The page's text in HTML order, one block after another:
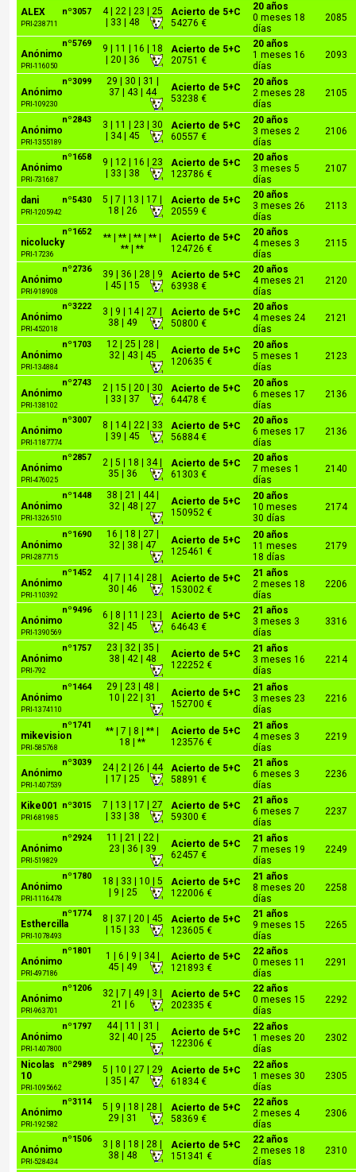
nº3057
ALEX
PRI-238711
4 | 22 | 23 | 25
| 33 | 48
Acierto de 5+C
54276 €
20 años
0 meses 18
días
2085
nº5769
Anónimo
PRI-116050
9 | 11 | 16 | 18
| 20 | 36
Acierto de 5+C
20751 €
20 años
1 meses 16
días
2093
nº3099
Anónimo
PRI-109230
29 | 30 | 31 |
37 | 43 | 44
Acierto de 5+C
53238 €
20 años
2 meses 28
días
2105
nº2843
Anónimo
PRI-1355189
3 | 11 | 23 | 30
| 34 | 45
Acierto de 5+C
60557 €
20 años
3 meses 2
días
2106
nº1658
Anónimo
PRI-731687
9 | 12 | 16 | 23
| 33 | 38
Acierto de 5+C
123786 €
20 años
3 meses 5
días
2107
nº5430
dani
PRI-1205942
5 | 7 | 13 | 17 |
18 | 26
Acierto de 5+C
20559 €
20 años
3 meses 26
días
2113
nº1652
nicolucky
PRI-17236
** | ** | ** | ** |
** | **
Acierto de 5+C
124726 €
20 años
4 meses 3
días
2115
nº2736
Anónimo
PRI-918908
39 | 36 | 28 | 9
| 45 | 15
Acierto de 5+C
63938 €
20 años
4 meses 21
días
2120
nº3222
Anónimo
PRI-452018
3 | 9 | 14 | 27 |
38 | 49
Acierto de 5+C
50800 €
20 años
4 meses 24
días
2121
nº1703
Anónimo
PRI-134884
12 | 25 | 28 |
32 | 43 | 45
Acierto de 5+C
120635 €
20 años
5 meses 1
días
2123
nº2743
Anónimo
PRI-138102
2 | 15 | 20 | 30
| 33 | 37
Acierto de 5+C
64478 €
20 años
6 meses 17
días
2136
nº3007
Anónimo
PRI-1187774
8 | 14 | 22 | 33
| 39 | 45
Acierto de 5+C
56884 €
20 años
6 meses 17
días
2136
nº2857
Anónimo
PRI-476025
2 | 5 | 18 | 34 |
35 | 36
Acierto de 5+C
61303 €
20 años
7 meses 1
días
2140
nº1448
Anónimo
PRI-1326510
38 | 21 | 44 |
32 | 48 | 27
Acierto de 5+C
150952 €
20 años
10 meses
30 días
2174
nº1690
Anónimo
PRI-287715
16 | 18 | 27 |
32 | 38 | 47
Acierto de 5+C
125461 €
20 años
11 meses
18 días
2179
nº1452
Anónimo
PRI-110392
4 | 7 | 14 | 28 |
30 | 46
Acierto de 5+C
153002 €
21 años
2 meses 18
días
2206
nº9496
Anónimo
PRI-1390569
6 | 8 | 11 | 23 |
32 | 45
Acierto de 5+C
64643 €
21 años
3 meses 3
días
3316
nº1757
Anónimo
PRI-792
23 | 32 | 35 |
38 | 42 | 48
Acierto de 5+C
122252 €
21 años
3 meses 16
días
2214
nº1464
Anónimo
PRI-1374110
29 | 23 | 48 |
10 | 22 | 31
Acierto de 5+C
152700 €
21 años
3 meses 23
días
2216
nº1741
mikevision
PRI-585768
** | 7 | 8 | ** |
18 | **
Acierto de 5+C
123576 €
21 años
4 meses 3
días
2219
nº3039
Anónimo
PRI-1407539
24 | 2 | 26 | 44
| 17 | 25
Acierto de 5+C
58891 €
21 años
6 meses 3
días
2236
nº3015
Kike001
PRI-681985
7 | 13 | 17 | 27
| 33 | 38
Acierto de 5+C
59300 €
21 años
6 meses 7
días
2237
nº2924
Anónimo
PRI-519829
11 | 21 | 22 |
23 | 36 | 39
Acierto de 5+C
62457 €
21 años
7 meses 19
días
2249
nº1780
Anónimo
PRI-1116478
18 | 33 | 10 | 5
| 9 | 25
Acierto de 5+C
122006 €
21 años
8 meses 20
días
2258
nº1774
Esthercilla
PRI-1078493
8 | 37 | 20 | 45
| 15 | 33
Acierto de 5+C
123605 €
21 años
9 meses 15
días
2265
nº1801
Anónimo
PRI-497186
1 | 6 | 9 | 34 |
45 | 49
Acierto de 5+C
121893 €
22 años
0 meses 11
días
2291
nº1206
Anónimo
PRI-963701
32 | 7 | 49 | 3 |
21 | 6
Acierto de 5+C
202335 €
22 años
0 meses 15
días
2292
nº1797
Anónimo
PRI-1407800
44 | 11 | 31 |
32 | 40 | 25
Acierto de 5+C
122306 €
22 años
1 meses 20
días
2302
nº2989
Nicolas
10
PRI-1095662
5 | 10 | 27 | 29
| 35 | 47
Acierto de 5+C
61834 €
22 años
1 meses 30
días
2305
nº3114
Anónimo
PRI-192582
5 | 9 | 18 | 28 |
29 | 31
Acierto de 5+C
58369 €
22 años
2 meses 4
días
2306
nº1506
Anónimo
PRI-528434
3 | 8 | 18 | 28 |
38 | 48
Acierto de 5+C
151341 €
22 años
2 meses 18
días
2310